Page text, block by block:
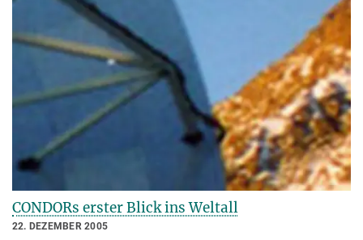
CONDORs erster Blick ins Weltall
22. DEZEMBER 2005